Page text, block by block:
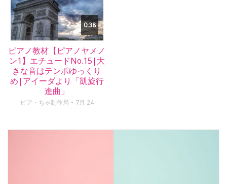
0:38
ピアノ教材【ピアノヤメノ
ン1】エチュードNo.15|大
きな音はテンポゆっくり
め|アイーダより「凱旋行
進曲」
ピア・ちゃ制作局 7月 24